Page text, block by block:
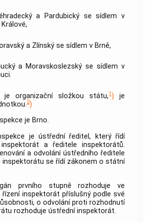
a Pardubický se sídlem v
a Zlínský se sídlem v Brně,
a Moravskoslezský se sídlem v
je organizační složkou státu,1) je
2)
je Brno.
je ústřední ředitel, který řídí
a ředitele inspektorátů.
a odvolání ústředního ředitele
inspektorátu se řídí zákonem o státní
prvního stupně rozhoduje ve
řízení inspektorát příslušný podle své
o odvolání proti rozhodnutí
rozhoduje ústřední inspektorát.